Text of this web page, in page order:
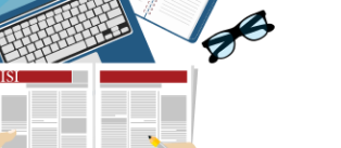
حقوق
زندانی کردن ، حبس کردن